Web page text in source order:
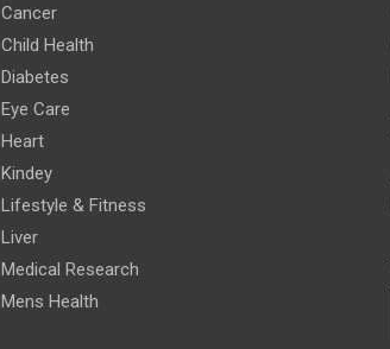
Cancer
Child Health
Diabetes
Eye Care
Heart
Kindey
Lifestyle & Fitness
Liver
Medical Research
Mens Health